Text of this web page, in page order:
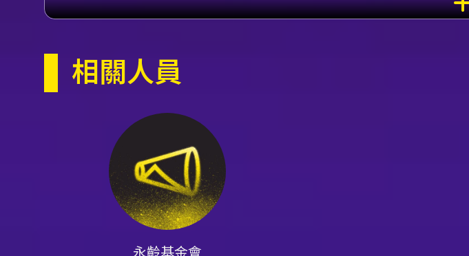
Makhateli、演出舞星Maia Makhateli、義大利米蘭史卡拉歌
內容簡介
第十七屆「國際芭蕾舞星在台北」（The 17th BALLET STAR
以多位國際頂尖舞者的短篇經典與新編舞作拼貼一場視覺與情
芭蕾的良好切入點。 藝術陣容為本次演出的最大亮點之一，邀
院芭蕾舞團、德國漢堡芭蕾舞團、柏林芭蕾舞團等舞團的首席
Makhateli、Alice Mariani、Ida Praetorius、Mattia
編舞語彙交會的多元風貌。觀眾可期待看到技巧性高、表演張力
舞者的美學與舞台風格。 就節目策展脈絡而言，Gala形式使得
演特質，同時透過節目的整體節奏安排，形成視覺與情緒的循序
Gala提供的是濃縮的多重經驗——能在短時間內親眼見證不同派
樂、動作與舞台美學的即時回應。 觀演價值方面，首要是近距離
相關人員